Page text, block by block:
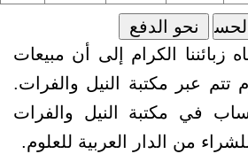
زبائننا الكرام إلى أن مبيعات
تتم عبر مكتبة النيل والفرات.
في مكتبة النيل والفرات
من الدار العربية للعلوم.